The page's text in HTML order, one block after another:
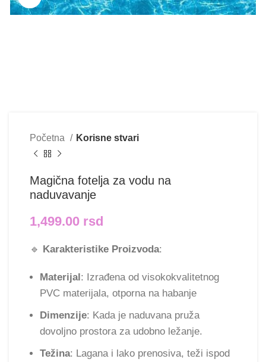
Početna Korisne stvari
Magična fotelja za vodu na
naduvavanje
1,499.00 rsd
🔹 Karakteristike Proizvoda:
Materijal : Izrađena od visokokvalitetnog
PVC materijala, otporna na habanje
Dimenzije: Kada je naduvana pruža
dovoljno prostora za udobno ležanje.
Težina: Lagana i lako prenosiva, teži ispod